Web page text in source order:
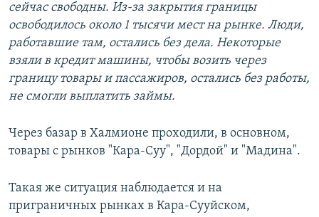
сейчас свободны. Из-за закрытия границы
освободилось около 1 тысячи мест на рынке. Люди,
работавшие там, остались без дела. Некоторые
взяли в кредит машины, чтобы возить через
границу товары и пассажиров, остались без работы,
не смогли выплатить займы.
Через базар в Халмионе проходили, в основном,
товары с рынков "Кара-Суу", "Дордой" и "Мадина".
Такая же ситуация наблюдается и на
приграничных рынках в Кара-Сууйском,